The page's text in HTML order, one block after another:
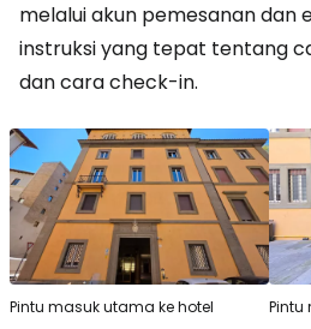
melalui akun pemesanan dan
instruksi yang tepat tentang
dan cara check-in.
Pintu masuk utama ke hotel Pintu